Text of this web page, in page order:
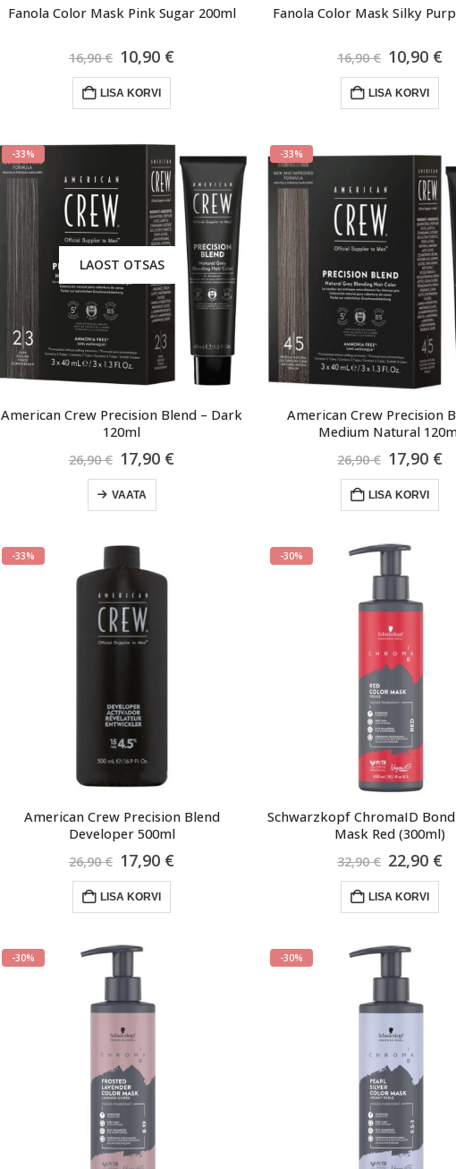
Fanola Color Mask Pink Sugar 200ml
16,90€ Algne
hind
oli:
16,90 €.
10,90 €Praegune
LISA KORVI
Fanola Color Mask Silky
16,90€ Algne
hind
oli:
16,90 €.
10,90 €
LISA KORVI
-33%
LAOST OTSAS
American Crew Precision Blend – Dark
120ml
26,90€ Algne
hind
oli:
26,90 €.
17,90 €Praegune
VAATA
-33%
American Crew Precision
Medium Natural
26,90€ Algne
hind
oli:
26,90 €.
17,90 €
LISA KORVI
-33%
American Crew Precision Blend
Developer 500ml
26,90€ Algne
hind
oli:
26,90 €.
17,90 €Praegune
LISA KORVI
-30%
Schwarzkopf ChromaID
Mask Red (300ml)
32,90€ Algne
hind
oli:
32,90 €.
22,90 €
LISA KORVI
-30% -30%